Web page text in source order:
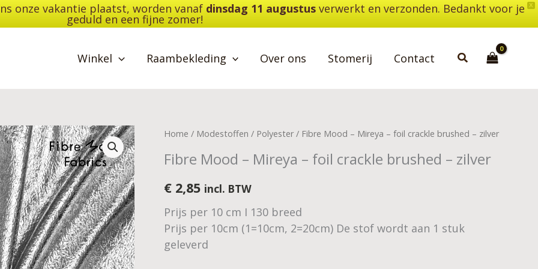
X
onze vakantie plaatst, worden vanaf dinsdag 11 augustusverwerkt en verzonden. Bedankt voor je
geduld en een fijne zomer!
Winkel Raambekleding Over ons Stomerij Contact Zoeken
Home / Modestoffen / Polyester / Fibre Mood – Mireya – foil crackle brushed – zilver
Fibre Mood – Mireya – foil crackle brushed – zilver
€ 2,85 incl. BTW
Prijs per 10 cm I 130 breed
Prijs per 10cm (1=10cm, 2=20cm) De stof wordt aan 1 stuk
geleverd
Fibre
-
Mireya
-
foil
crackle
brushed